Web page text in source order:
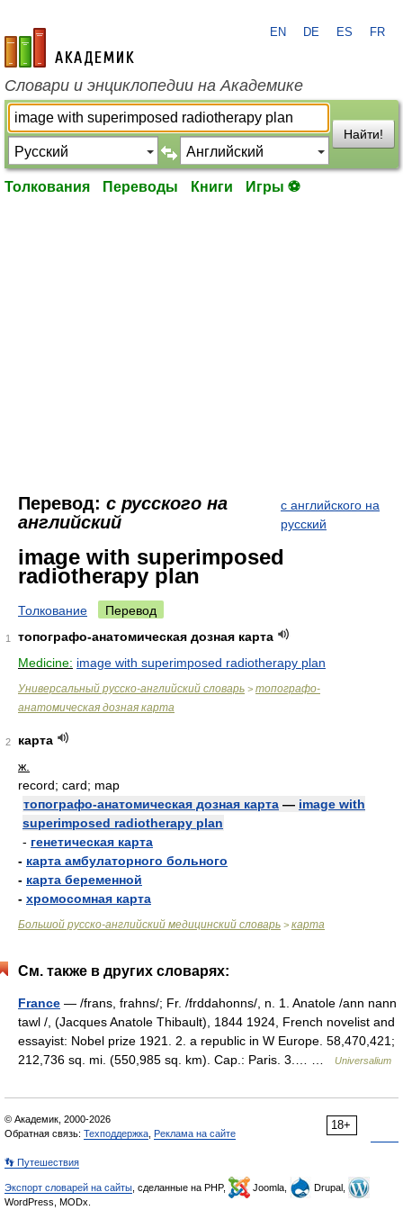
academic.ru
EN DE ES FR
Словари и энциклопедии на Академике
Найти!
Толкования Переводы Книги Игры ⚽
Перевод: с русского на
английский
с английского на
русский
image with superimposed
radiotherapy plan
Толкование Перевод
1
топографо-анатомическая дозная карта
Medicine: image with superimposed radiotherapy plan
Универсальный русско-английский словарь > топографо-
анатомическая дозная карта
2
карта
ж.
record; card; map
топографо-анатомическая дозная карта — image with
superimposed radiotherapy plan
- генетическая карта
- карта амбулаторного больного
- карта беременной
- хромосомная карта
Большой русско-английский медицинский словарь > карта
См. также в других словарях:
France — /frans, frahns/; Fr. /frddahonns/, n. 1. Anatole /ann nann
tawl /, (Jacques Anatole Thibault), 1844 1924, French novelist and
essayist: Nobel prize 1921. 2. a republic in W Europe. 58,470,421;
212,736 sq. mi. (550,985 sq. km). Cap.: Paris. 3.… …
Universalium
18+
© Академик, 2000-2026
Обратная связь: Техподдержка Реклама на сайте
👣 Путешествия
Экспорт словарей на сайты , сделанные на PHP, Joomla,
Drupal,
WordPress, MODx.